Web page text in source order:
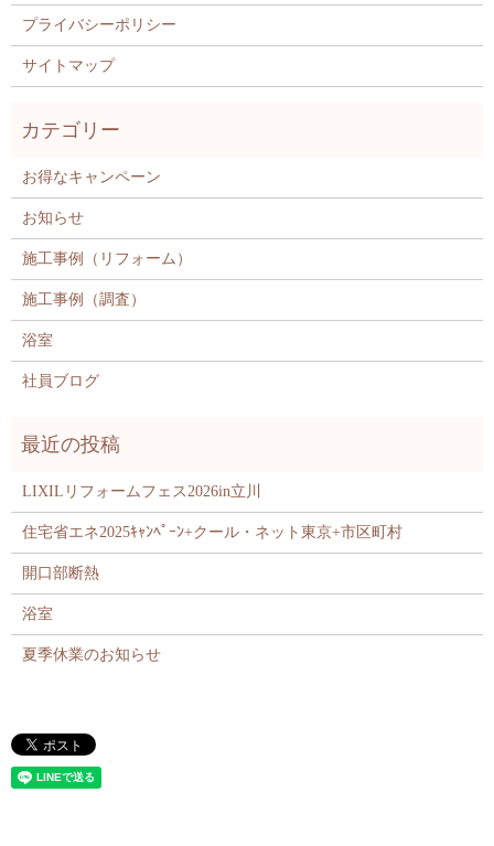
プライバシーポリシー
サイトマップ
お得なキャンペーン
お知らせ
施工事例（リフォーム）
施工事例（調査）
浴室
社員ブログ
LIXILリフォームフェス2026in立川
住宅省エネ2025ｷｬﾝﾍﾟｰﾝ+クール・ネット東京+市区町村
開口部断熱
浴室
夏季休業のお知らせ